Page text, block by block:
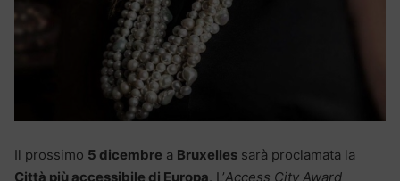
Il prossimo 5 dicembre a Bruxelles sarà proclamata la
Città più accessibile di Europa. L’Access City Award